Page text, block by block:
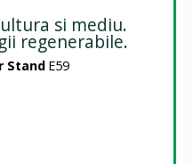
si mediu.
regenerabile.
Stand E59